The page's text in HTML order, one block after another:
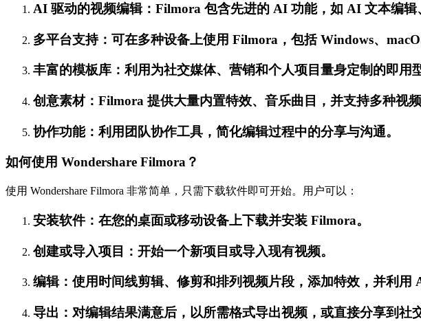
AI 驱动的视频编辑：Filmora 包含先进的 AI 功能，如 AI 文本编
多平台支持：可在多种设备上使用 Filmora，包括 Windows、
丰富的模板库：利用为社交媒体、营销和个人项目量身定制的即用
创意素材：Filmora 提供大量内置特效、音乐曲目，并支持多种视频
协作功能：利用团队协作工具，简化编辑过程中的分享与沟通。
如何使用 Wondershare Filmora？
使用 Wondershare Filmora 非常简单，只需下载软件即可开始。用户可以：
安装软件：在您的桌面或移动设备上下载并安装 Filmora。
创建或导入项目：开始一个新项目或导入现有视频。
编辑：使用时间线剪辑、修剪和排列视频片段，添加特效，并利用
导出：对编辑结果满意后，以所需格式导出视频，或直接分享到社